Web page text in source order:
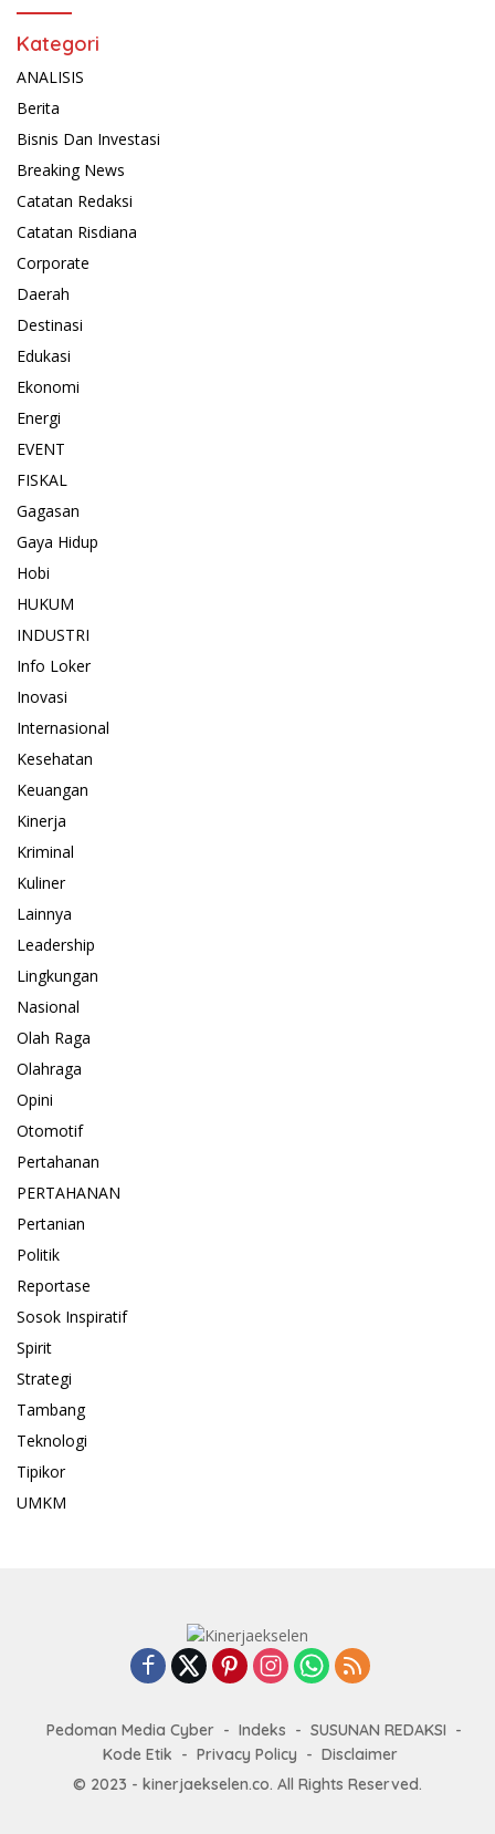
Kategori
ANALISIS
Berita
Bisnis Dan Investasi
Breaking News
Catatan Redaksi
Catatan Risdiana
Corporate
Daerah
Destinasi
Edukasi
Ekonomi
Energi
EVENT
FISKAL
Gagasan
Gaya Hidup
Hobi
HUKUM
INDUSTRI
Info Loker
Inovasi
Internasional
Kesehatan
Keuangan
Kinerja
Kriminal
Kuliner
Lainnya
Leadership
Lingkungan
Nasional
Olah Raga
Olahraga
Opini
Otomotif
Pertahanan
PERTAHANAN
Pertanian
Politik
Reportase
Sosok Inspiratif
Spirit
Strategi
Tambang
Teknologi
Tipikor
UMKM
Pedoman Media Cyber Indeks
SUSUNAN REDAKSI
Kode Etik
Privacy Policy
Disclaimer
© 2023 - kinerjaekselen.co. All Rights Reserved.